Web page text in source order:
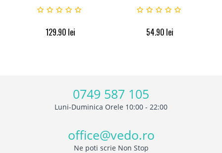
129.90 lei 54.90 lei
0749 587 105
Luni-Duminica Orele 10:00 - 22:00
office@vedo.ro
Ne poti scrie Non Stop